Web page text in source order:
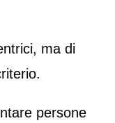
ma di
persone